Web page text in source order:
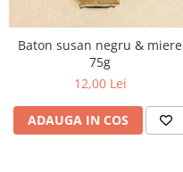
Baton susan negru & miere
75g
12,00 Lei
ADAUGA IN COS